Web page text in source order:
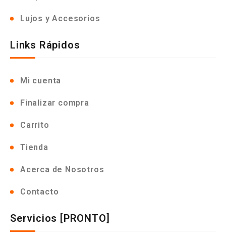
Lujos y Accesorios
Links Rápidos
Mi cuenta
Finalizar compra
Carrito
Tienda
Acerca de Nosotros
Contacto
Servicios [PRONTO]